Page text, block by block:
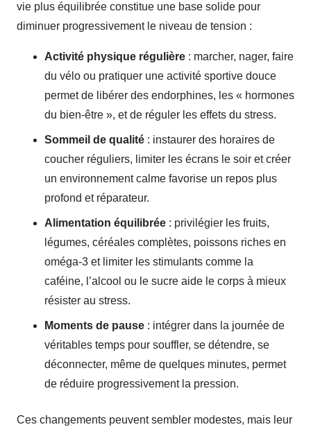
vie plus équilibrée constitue une base solide pour
diminuer progressivement le niveau de tension :
Activité physique régulière : marcher, nager, faire
du vélo ou pratiquer une activité sportive douce
permet de libérer des endorphines, les « hormones
du bien-être », et de réguler les effets du stress.
Sommeil de qualité : instaurer des horaires de
coucher réguliers, limiter les écrans le soir et créer
un environnement calme favorise un repos plus
profond et réparateur.
Alimentation équilibrée : privilégier les fruits,
légumes, céréales complètes, poissons riches en
oméga-3 et limiter les stimulants comme la
caféine, l’alcool ou le sucre aide le corps à mieux
résister au stress.
Moments de pause : intégrer dans la journée de
véritables temps pour souffler, se détendre, se
déconnecter, même de quelques minutes, permet
de réduire progressivement la pression.
Ces changements peuvent sembler modestes, mais leur